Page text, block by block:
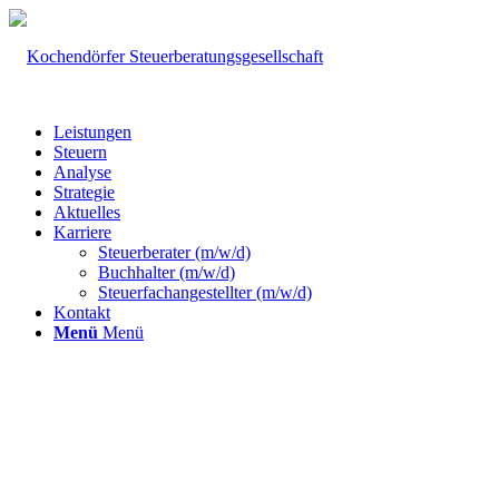
Leistungen
Steuern
Analyse
Strategie
Aktuelles
Karriere
Steuerberater (m/w/d)
Buchhalter (m/w/d)
Steuerfachangestellter (m/w/d)
Kontakt
Menü Menü
Möckmühl